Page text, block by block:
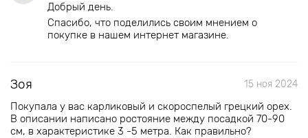
Добрый день.
Спасибо, что поделились своим мнением о
покупке в нашем интернет магазине.
Зоя 15 ноя 2024
Покупала у вас карликовый и скороспелый грецкий орех.
В описании написано ростояние между посадкой 70-90
см, в характеристике 3 -5 метра. Как правильно?